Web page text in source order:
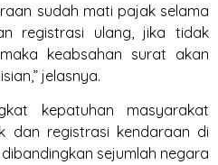
sudah mati pajak selama
registrasi ulang, jika tidak
keabsahan surat akan
jelasnya.
kepatuhan masyarakat
dan registrasi kendaraan di
sejumlah negara